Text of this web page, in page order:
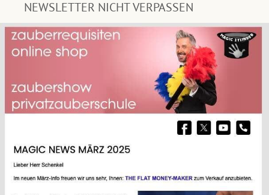
NEWSLETTER NICHT VERPASSEN